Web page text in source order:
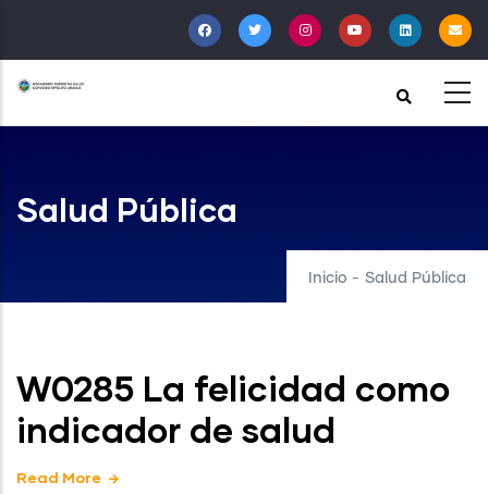
al
contenido
principal
Salud Pública
Inicio - Salud Pública
W0285 La felicidad como
indicador de salud
Read More